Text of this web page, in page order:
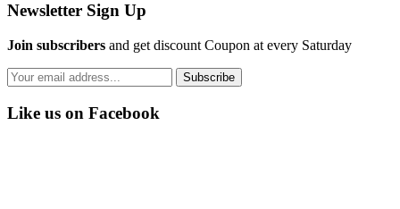
Newsletter Sign Up
Join subscribers and get discount Coupon at every Saturday
Subscribe
Like us on Facebook